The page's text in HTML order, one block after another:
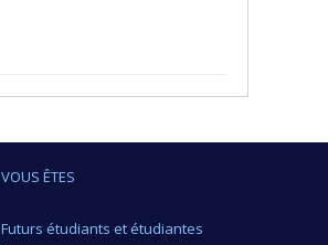
VOUS ÊTES
Futurs étudiants et étudiantes